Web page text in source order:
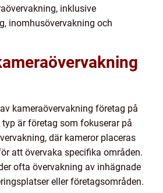
inklusive
inomhusövervakning och
kameraövervakning företag på
är företag som fokuserar på
där kameror placeras
att övervaka specifika områden.
ofta övervakning av inhägnade
eller företagsområden.